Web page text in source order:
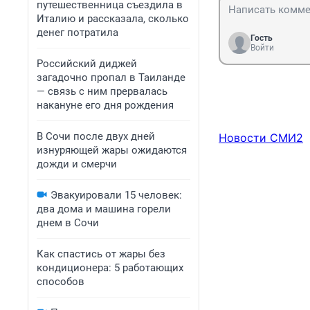
путешественница съездила в
Италию и рассказала, сколько
денег потратила
Российский диджей
загадочно пропал в Таиланде
— связь с ним прервалась
накануне его дня рождения
В Сочи после двух дней
изнуряющей жары ожидаются
дожди и смерчи
Эвакуировали 15 человек:
два дома и машина горели
днем в Сочи
Как спастись от жары без
кондиционера: 5 работающих
способов
Гость
Войти
Новости СМИ2